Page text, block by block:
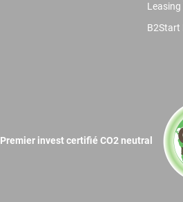
B2Start
Premier invest certifié CO2 neutral